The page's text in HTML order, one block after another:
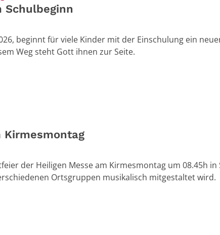
Schulbeginn
beginnt für viele Kinder mit der Einschulung ein
Weg steht Gott ihnen zur Seite.
Kirmesmontag
der Heiligen Messe am Kirmesmontag um 08.45h in
Ortsgruppen musikalisch mitgestaltet wird.